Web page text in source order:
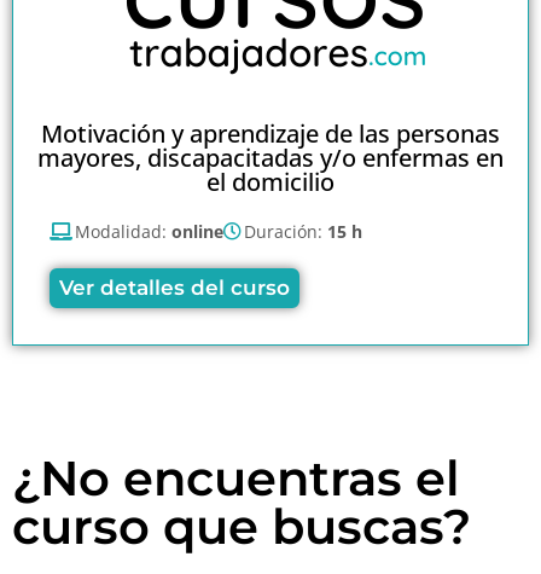
Motivación y aprendizaje de las personas
mayores, discapacitadas y/o enfermas en
el domicilio
Modalidad: online Duración: 15 h
Ver detalles del curso
¿No encuentras el
curso que buscas?